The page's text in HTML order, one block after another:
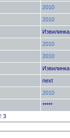
2010
2010
Извилинка
2010
2010
Извилинка
next
2010
*****
3